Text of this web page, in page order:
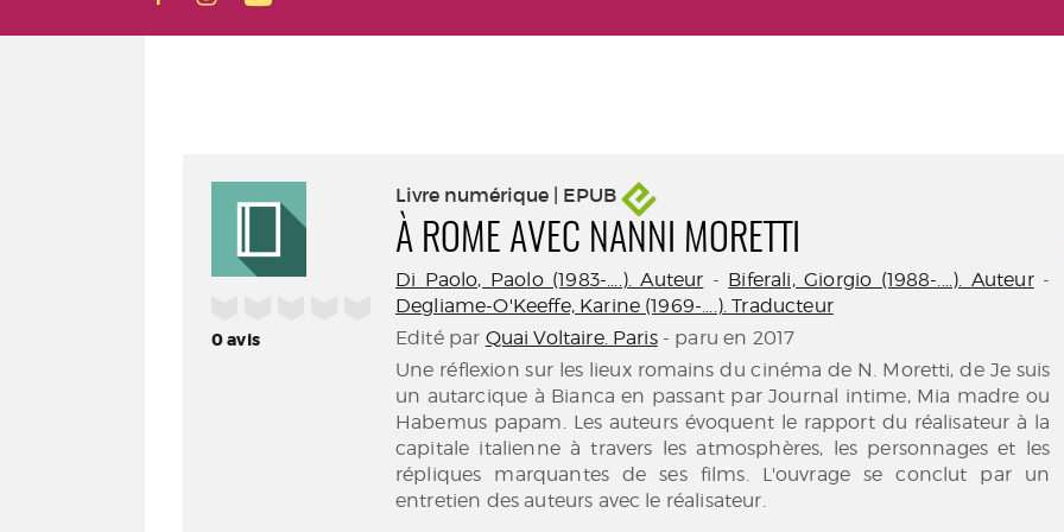
0avis
Livre numérique | EPUB
À ROME AVEC NANNI MORETTI
Di Paolo, Paolo (1983-....). Auteur - Biferali, Giorgio (1988-....). Auteur-
Degliame-O'Keeffe, Karine (1969-....). Traducteur
Edité par Quai Voltaire. Paris- paru en 2017
Une réflexion sur les lieux romains du cinéma de N. Moretti, de Je suis
un autarcique à Bianca en passant par Journal intime, Mia madre ou
Habemus papam. Les auteurs évoquent le rapport du réalisateur à la
capitale italienne à travers les atmosphères, les personnages et les
répliques marquantes de ses films. L'ouvrage se conclut par un
entretien des auteurs avec le réalisateur.